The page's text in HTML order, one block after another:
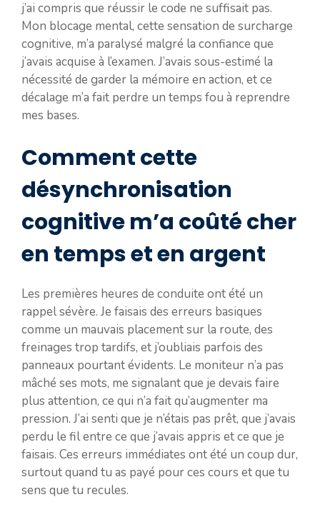
j’ai compris que réussir le code ne suffisait pas.
Mon blocage mental, cette sensation de surcharge
cognitive, m’a paralysé malgré la confiance que
j’avais acquise à l’examen. J’avais sous-estimé la
nécessité de garder la mémoire en action, et ce
décalage m’a fait perdre un temps fou à reprendre
mes bases.
Comment cette
désynchronisation
cognitive m’a coûté cher
en temps et en argent
Les premières heures de conduite ont été un
rappel sévère. Je faisais des erreurs basiques
comme un mauvais placement sur la route, des
freinages trop tardifs, et j’oubliais parfois des
panneaux pourtant évidents. Le moniteur n’a pas
mâché ses mots, me signalant que je devais faire
plus attention, ce qui n’a fait qu’augmenter ma
pression. J’ai senti que je n’étais pas prêt, que j’avais
perdu le fil entre ce que j’avais appris et ce que je
faisais. Ces erreurs immédiates ont été un coup dur,
surtout quand tu as payé pour ces cours et que tu
sens que tu recules.